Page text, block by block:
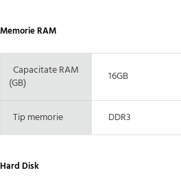
Memorie RAM
Capacitate RAM
(GB)
16GB
Tip memorie DDR3
Hard Disk